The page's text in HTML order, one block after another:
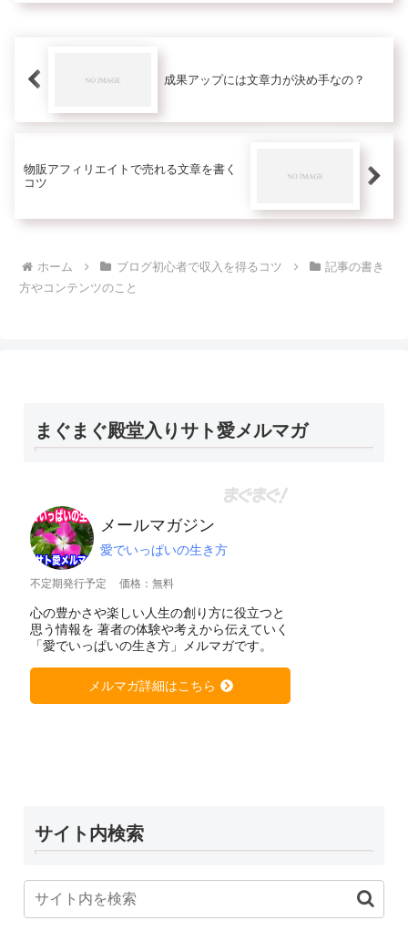
記事に修正するための注意点を５つ書
成果アップには文章力が決め手なの？
物販アフィリエイトで売れる文章を書く
コツ
ホーム ブログ初心者で収入を得るコツ
記事の書き
方やコンテンツのこと
まぐまぐ殿堂入りサト愛メルマガ
メールマガジン
愛でいっぱいの生き方
不定期発行予定 価格：無料
心の豊かさや楽しい人生の創り方に役立つと
思う情報を 著者の体験や考えから伝えていく
「愛でいっぱいの生き方」メルマガです。
メルマガ詳細はこちら
サイト内検索